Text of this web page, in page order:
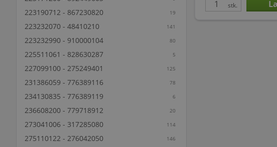
223190712 - 867230820 19
223232070 - 48410210 141
223232990 - 910000104 80
225511061 - 828630287 5
227099100 - 275249401 125
231386059 - 776389116 78
234130835 - 776389119 6
236608200 - 779718912 20
273041006 - 317285080 114
275110122 - 276042050 146
stk.